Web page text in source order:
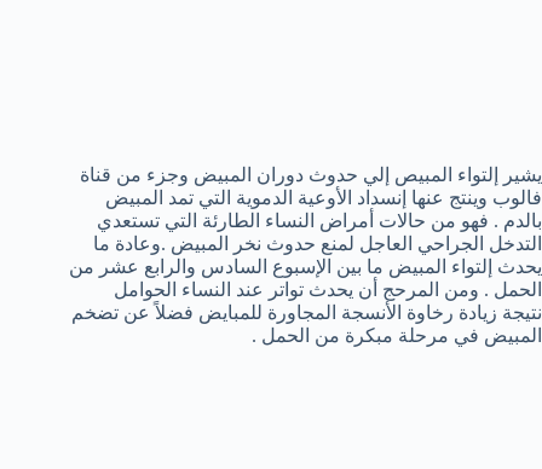
يشير إلتواء المبيص إلي حدوث دوران المبيض وجزء من قناة
فالوب وينتج عنها إنسداد الأوعية الدموية التي تمد المبيض
بالدم . فهو من حالات أمراض النساء الطارئة التي تستعدي
التدخل الجراحي العاجل لمنع حدوث نخر المبيض .وعادة ما
يحدث إلتواء المبيض ما بين الإسبوع السادس والرابع عشر من
الحمل . ومن المرحج أن يحدث تواتر عند النساء الحوامل
نتيجة زيادة رخاوة الأنسجة المجاورة للمبايض فضلاً عن تضخم
المبيض في مرحلة مبكرة من الحمل .